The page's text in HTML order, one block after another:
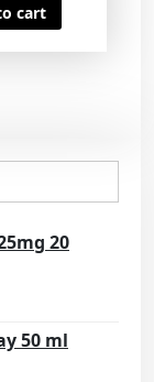
cart
20
50 ml